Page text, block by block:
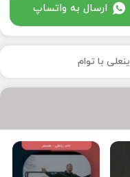
ارسال به واتساپ
با توام